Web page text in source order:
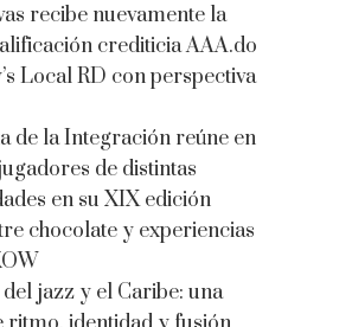
recibe nuevamente la
crediticia AAA.do
Local RD con perspectiva
de la Integración reúne en
de distintas
en su XIX edición
chocolate y experiencias
jazz y el Caribe: una